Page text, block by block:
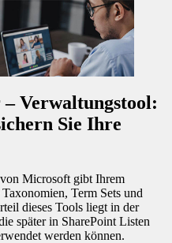
Verwaltungstool:
Sie Ihre
Microsoft gibt Ihrem
Term Sets und
dieses Tools liegt in der
später in SharePoint Listen
werden können.